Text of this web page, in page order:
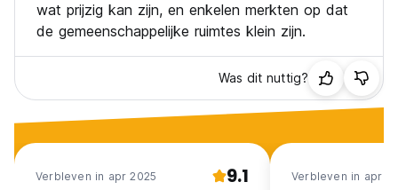
wat prijzig kan zijn, en enkelen merkten op dat
de gemeenschappelijke ruimtes klein zijn.
Was dit nuttig?
Verbleven in apr 2025 9.1 Verbleven in apr